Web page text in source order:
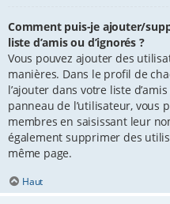
Comment puis-je ajouter/
liste d’amis ou d’ignorés ?
Vous pouvez ajouter des
manières. Dans le profil de
l’ajouter dans votre liste
panneau de l’utilisateur, vous
membres en saisissant leur
également supprimer des
même page.
Haut